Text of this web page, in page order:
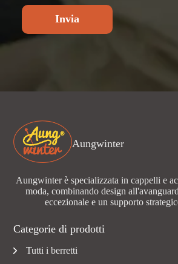
Invia
Aungwinter
Aungwinter è specializzata in cappelli e
moda, combinando design
eccezionale e un supporto
Categorie di prodotti
Tutti i berretti